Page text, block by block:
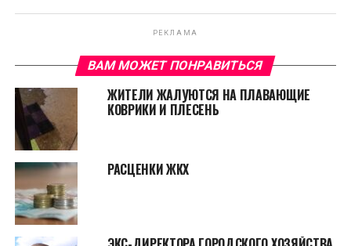
РЕКЛАМА
ВАМ МОЖЕТ ПОНРАВИТЬСЯ
ЖИТЕЛИ ЖАЛУЮТСЯ НА ПЛАВАЮЩИЕ
КОВРИКИ И ПЛЕСЕНЬ
РАСЦЕНКИ ЖКХ